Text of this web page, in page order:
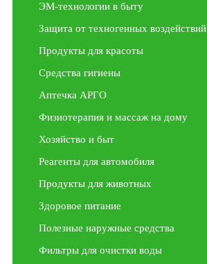
ЭМ-технологии в быту
Защита от техногенных воздействий
Продукты для красоты
Средства гигиены
Аптечка АРГО
Физиотерапия и массаж на дому
Хозяйство и быт
Реагенты для автомобиля
Продукты для животных
Здоровое питание
Полезные наружные средства
Фильтры для очистки воды